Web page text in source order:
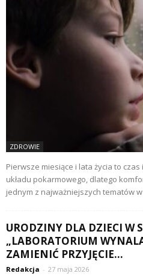
ZDROWIE
Pierwsze miesiące i lata życia to
układu pokarmowego, dlatego
jednym z najważniejszych tematów
URODZINY DLA DZIECI W
„LABORATORIUM
ZAMIENIĆ PRZYJĘCIE...
Redakcja - 27 maja 2026